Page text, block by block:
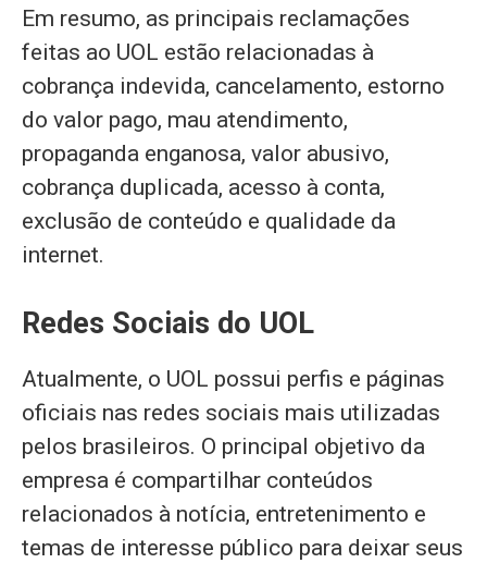
Em resumo, as principais reclamações
feitas ao UOL estão relacionadas à
cobrança indevida, cancelamento, estorno
do valor pago, mau atendimento,
propaganda enganosa, valor abusivo,
cobrança duplicada, acesso à conta,
exclusão de conteúdo e qualidade da
internet.
Redes Sociais do UOL
Atualmente, o UOL possui perfis e páginas
oficiais nas redes sociais mais utilizadas
pelos brasileiros. O principal objetivo da
empresa é compartilhar conteúdos
relacionados à notícia, entretenimento e
temas de interesse público para deixar seus